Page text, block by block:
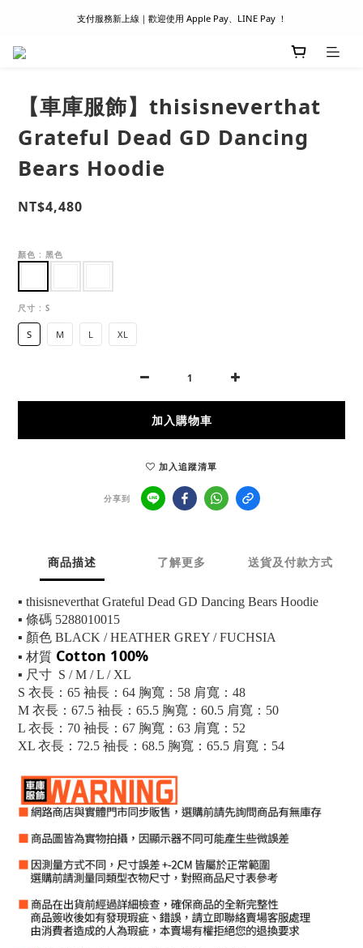
滿 1500 超商取貨免運 │ WORLDWIDE SHIPPING
支付服務新上線｜歡迎使用 Apple Pay、LINE Pay ！
【車庫服飾】thisisneverthat
Grateful Dead GD Dancing
Bears Hoodie
NT$4,480
顏色 : 黑色
尺寸 : S
S M L XL
加入購物車
加入追蹤清單
分享到
商品描述 了解更多 送貨及付款方式
▪ thisisneverthat Grateful Dead GD Dancing Bears Hoodie
▪ 條碼 5288010015
▪ 顏色 BLACK / HEATHER GREY / FUCHSIA
▪ 材質 Cotton 100%
▪ 尺寸 S / M / L / XL
S 衣長：65 袖長：64 胸寬：58 肩寬：48
M 衣長：67.5 袖長：65.5 胸寬：60.5 肩寬：50
L 衣長：70 袖長：67 胸寬：63 肩寬：52
XL 衣長：72.5 袖長：68.5 胸寬：65.5 肩寬：54